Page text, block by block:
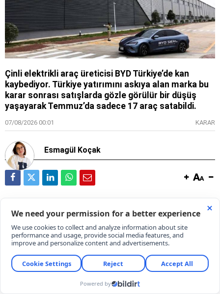
Çinli elektrikli araç üreticisi BYD Türkiye’de kan
kaybediyor. Türkiye yatırımını askıya alan marka bu
karar sonrası satışlarda gözle görülür bir düşüş
yaşayarak Temmuz’da sadece 17 araç satabildi.
07/08/2026 00:01 KARAR
Esmagül Koçak